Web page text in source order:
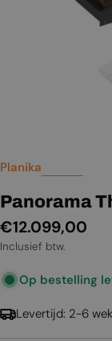
Planika
Panorama
Normale
prijs
€12.099,00
Inclusief btw.
Op bestelling
Levertijd: 2-6